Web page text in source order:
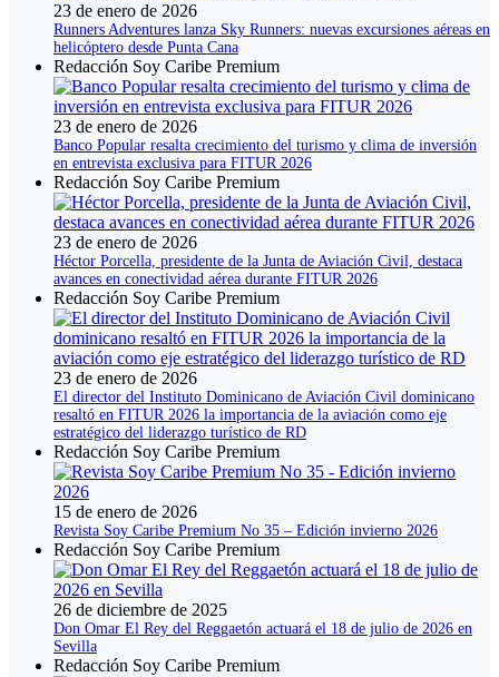
23 de enero de 2026
Runners Adventures lanza Sky Runners: nuevas excursiones aéreas en
helicóptero desde Punta Cana
Redacción Soy Caribe Premium
23 de enero de 2026
Banco Popular resalta crecimiento del turismo y clima de inversión
en entrevista exclusiva para FITUR 2026
Redacción Soy Caribe Premium
23 de enero de 2026
Héctor Porcella, presidente de la Junta de Aviación Civil, destaca
avances en conectividad aérea durante FITUR 2026
Redacción Soy Caribe Premium
23 de enero de 2026
El director del Instituto Dominicano de Aviación Civil dominicano
resaltó en FITUR 2026 la importancia de la aviación como eje
estratégico del liderazgo turístico de RD
Redacción Soy Caribe Premium
15 de enero de 2026
Revista Soy Caribe Premium No 35 – Edición invierno 2026
Redacción Soy Caribe Premium
26 de diciembre de 2025
Don Omar El Rey del Reggaetón actuará el 18 de julio de 2026 en
Sevilla
Redacción Soy Caribe Premium